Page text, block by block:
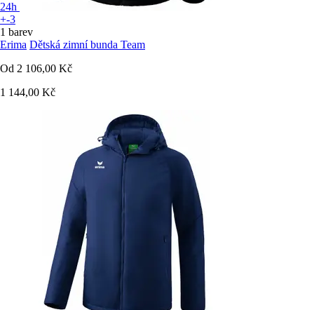
24h
+-3
1 barev
Erima Dětská zimní bunda Team
Od 2 106,00 Kč
1 144,00 Kč